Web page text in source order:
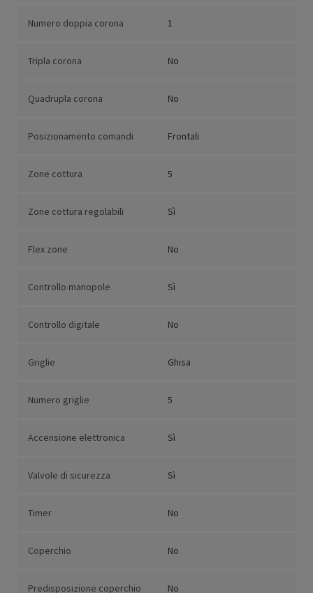
Numero doppia corona 1
Tripla corona No
Quadrupla corona No
Posizionamento comandi Frontali
Zone cottura 5
Zone cottura regolabili Sì
Flex zone No
Controllo manopole Sì
Controllo digitale No
Griglie Ghisa
Numero griglie 5
Accensione elettronica Sì
Valvole di sicurezza Sì
Timer No
Coperchio No
Predisposizione coperchio No